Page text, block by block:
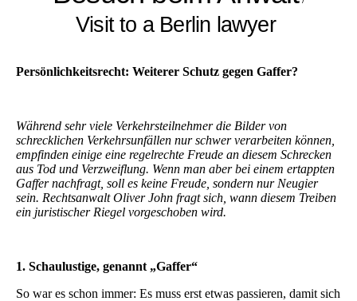
Visit to a Berlin lawyer
Persönlichkeitsrecht: Weiterer Schutz gegen Gaffer?
Während sehr viele Verkehrsteilnehmer die Bilder von
schrecklichen Verkehrsunfällen nur schwer verarbeiten können,
empfinden einige eine regelrechte Freude an diesem Schrecken
aus Tod und Verzweiflung. Wenn man aber bei einem ertappten
Gaffer nachfragt, soll es keine Freude, sondern nur Neugier
sein. Rechtsanwalt Oliver John fragt sich, wann diesem Treiben
ein juristischer Riegel vorgeschoben wird.
1. Schaulustige, genannt „Gaffer“
So war es schon immer: Es muss erst etwas passieren, damit sich